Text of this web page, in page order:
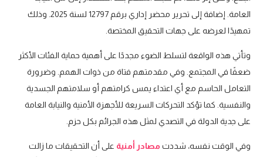
العامة. إضافة إلى تحرير محضر إداري برقم 12797 لسنة 2025. وذلك
تمهيدًا لعرضه على جهات التحقيق المختصة.
وتأتي هذه الواقعة لتسلط الضوء مجددًا على أهمية حماية الفئات الأكثر
ضعفًا في المجتمع. وفي مقدمتهم فتاة من ذوات الهمم. وضرورة
التعامل الحاسم مع أي اعتداء يمس كرامتهم أو سلامتهم الجسدية
والنفسية. كما تؤكد التحركات السريعة للأجهزة الأمنية والنيابة العامة
على جدية الدولة في التصدي لمثل هذه الجرائم بكل حزم.
وفي الوقت نفسه، شددت مصادر أمنية على أن التحقيقات ما زالت